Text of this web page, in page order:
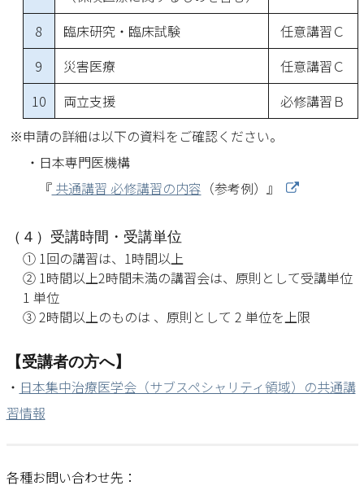
8
臨床研究・臨床試験
任意講習Ｃ
9
災害医療
任意講習Ｃ
10
両立支援
必修講習Ｂ
申請の詳細は以下の資料をご確認ください。
日本専門医機構
『共通講習 必修講習の内容 （参考例）』
（４）受講時間・受講単位
① 1回の講習は、1時間以上
② 1時間以上2時間未満の講習会は、原則として受講単位
1 単位
③ 2時間以上のものは 、原則として 2 単位を上限
【受講者の方へ】
・ 日本集中治療医学会（サブスペシャリティ領域）の共通講
習情報
各種お問い合わせ先：